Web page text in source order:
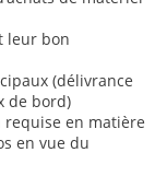
leur bon
(délivrance
de bord)
en matière
en vue du